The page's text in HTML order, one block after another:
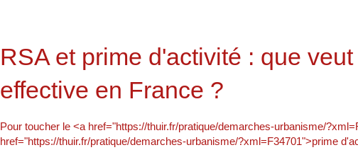
RSA et prime d'activité : que
effective en France ?
Pour toucher le <a href="https://thuir.fr/pratique/demarches-urbanisme/
href="https://thuir.fr/pratique/demarches-urbanisme/?xml=F34701">prime